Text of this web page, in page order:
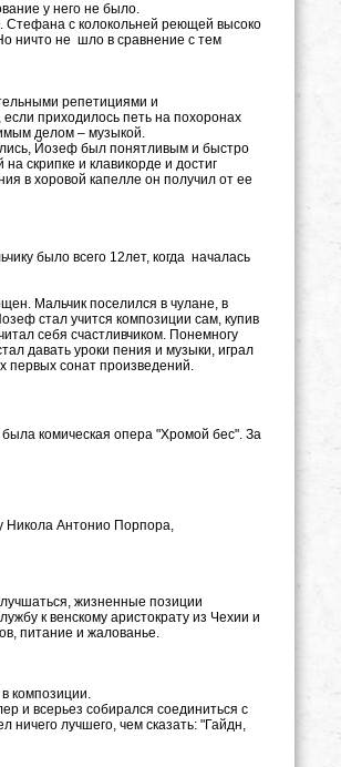
у него не было.
Стефана с колокольней реющей высоко
ничто не шло в сравнение с тем
репетициями и
приходилось петь на похоронах
делом – музыкой.
Йозеф был понятливым и быстро
скрипке и клавикорде и достиг
в хоровой капелле он получил от ее
было всего 12лет, когда началась
Мальчик поселился в чулане, в
стал учится композиции сам, купив
себя счастливчиком. Понемногу
давать уроки пения и музыки, играл
первых сонат произведений.
комическая опера "Хромой бес". За
Никола Антонио Порпора,
жизненные позиции
к венскому аристократу из Чехии и
питание и жалованье.
композиции.
и всерьез собирался соединиться с
лучшего, чем сказать: "Гайдн,